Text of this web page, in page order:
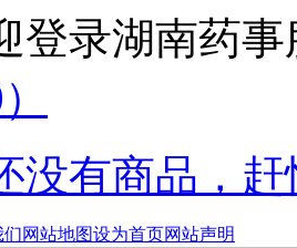
登录湖南药
）
没有商品，
们网站地图设为首页网站声明